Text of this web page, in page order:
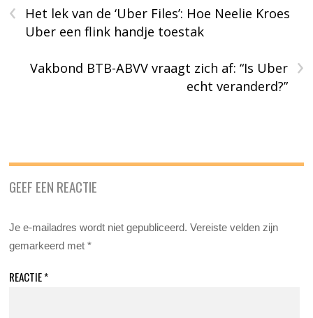
‹
Het lek van de ‘Uber Files’: Hoe Neelie Kroes
Uber een flink handje toestak
›
Vakbond BTB-ABVV vraagt zich af: “Is Uber
echt veranderd?”
GEEF EEN REACTIE
Je e-mailadres wordt niet gepubliceerd. Vereiste velden zijn
gemarkeerd met*
REACTIE*